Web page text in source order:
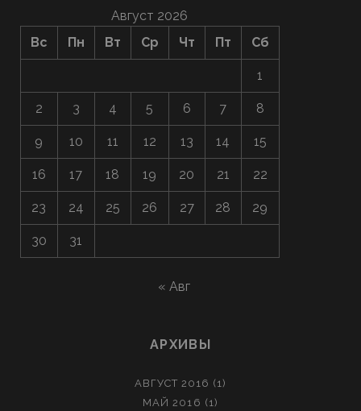
Август 2026
Вс
Пн Вт Ср Чт Пт Сб
1
2 3 4 5 6 7 8
9 10 11 12 13 14 15
16 17 18 19 20 21 22
23 24 25 26 27 28 29
30 31
« Авг
АРХИВЫ
АВГУСТ 2016 (1)
МАЙ 2016 (1)